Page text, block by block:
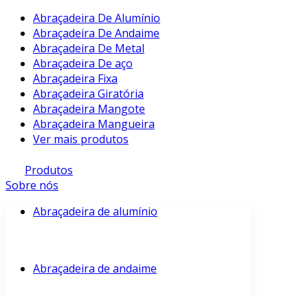
Abraçadeira De Alumínio
Abraçadeira De Andaime
Abraçadeira De Metal
Abraçadeira De aço
Abraçadeira Fixa
Abraçadeira Giratória
Abraçadeira Mangote
Abraçadeira Mangueira
Ver mais produtos
Produtos
Sobre nós
Abraçadeira de alumínio
Abraçadeira de andaime